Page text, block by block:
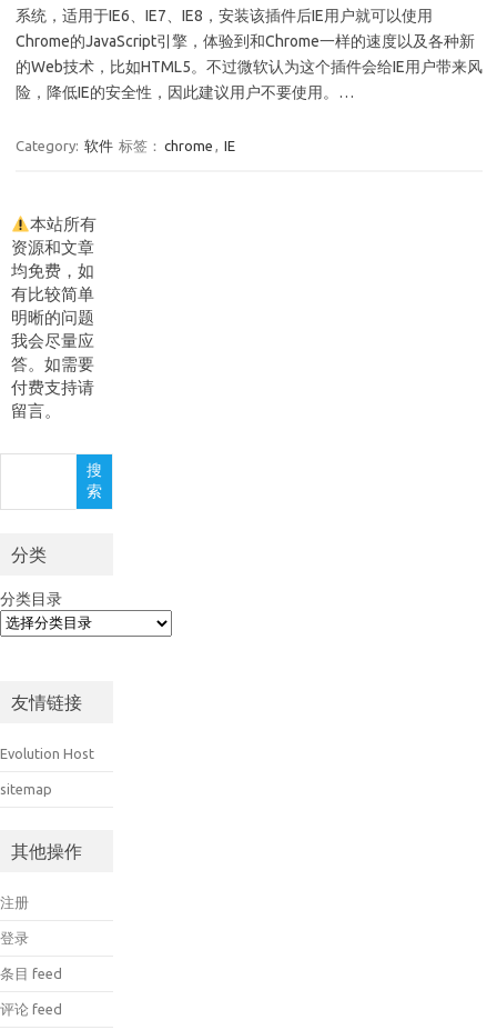
系统，适用于IE6、IE7、IE8，安装该插件后IE用户就可以使用
Chrome的JavaScript引擎，体验到和Chrome一样的速度以及各种新
的Web技术，比如HTML5。不过微软认为这个插件会给IE用户带来风
险，降低IE的安全性，因此建议用户不要使用。…
Category: 软件 标签： chrome , IE
本站所有
资源和文章
均免费，如
有比较简单
明晰的问题
我会尽量应
答。如需要
付费支持请
留言。
搜
索
分类
分类目录
友情链接
Evolution Host
sitemap
其他操作
注册
登录
条目 feed
评论 feed